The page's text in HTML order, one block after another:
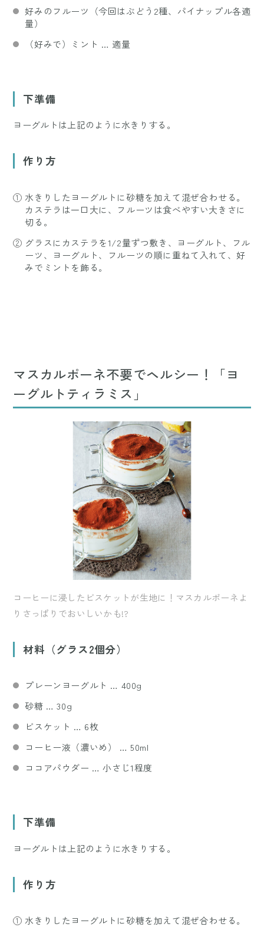
好みのフルーツ（今回はぶどう2種、パイナップル各適
量）
（好みで）ミント … 適量
下準備
ヨーグルトは上記のように水きりする。
作り方
水きりしたヨーグルトに砂糖を加えて混ぜ合わせる。
カステラは一口大に、フルーツは食べやすい大きさに
切る。
グラスにカステラを1/2量ずつ敷き、ヨーグルト、フル
ーツ、ヨーグルト、フルーツの順に重ねて入れて、好
みでミントを飾る。
マスカルポーネ不要でヘルシー！「ヨ
ーグルトティラミス」
コーヒーに浸したビスケットが生地に！マスカルポーネよ
りさっぱりでおいしいかも!?
材料（グラス2個分）
プレーンヨーグルト … 400g
砂糖 … 30g
ビスケット … 6枚
コーヒー液（濃いめ） … 50ml
ココアパウダー … 小さじ1程度
下準備
ヨーグルトは上記のように水きりする。
作り方
水きりしたヨーグルトに砂糖を加えて混ぜ合わせる。